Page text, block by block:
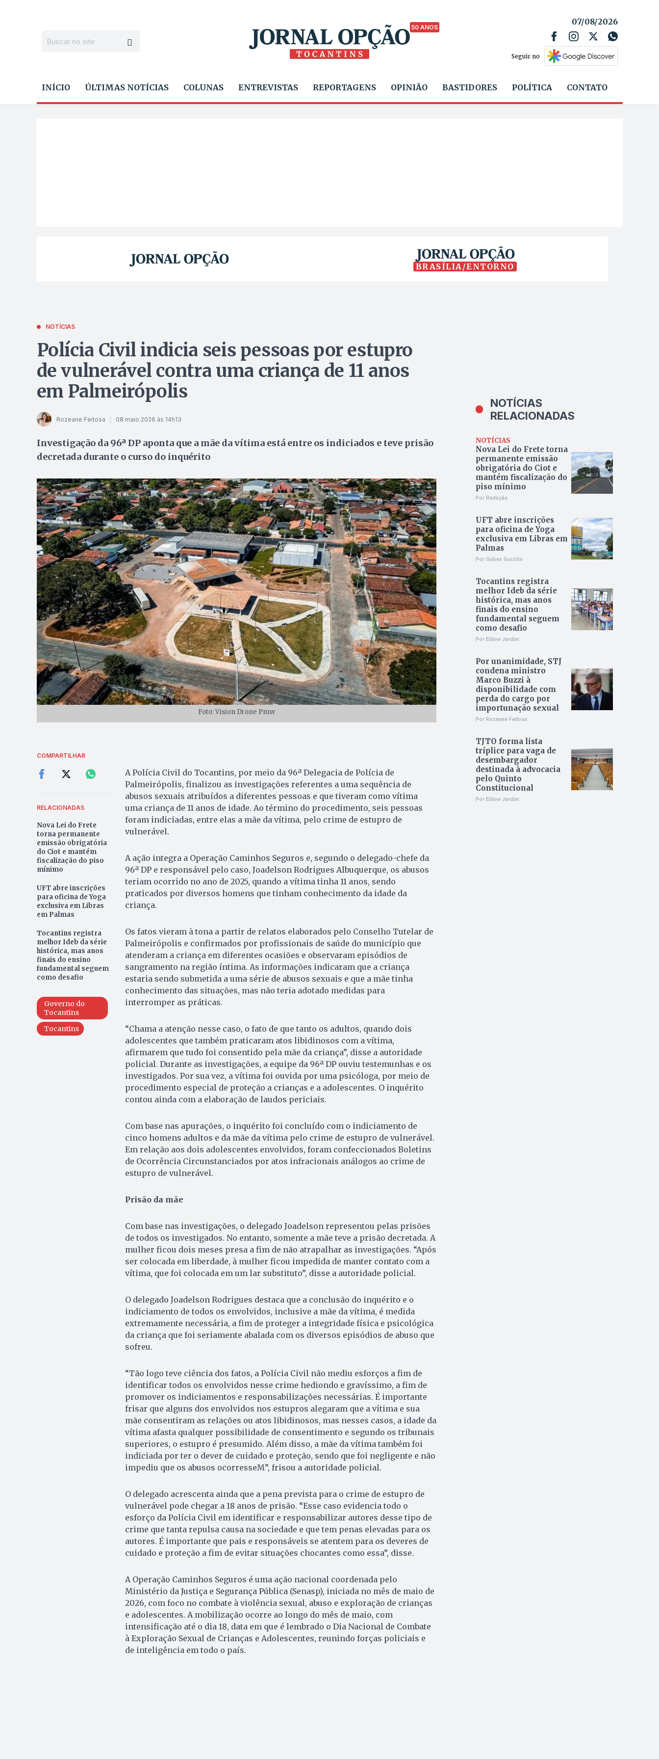
50 ANOS
07/08/2026
Seguir no
INÍCIO ÚLTIMAS NOTÍCIAS COLUNAS ENTREVISTAS REPORTAGENS OPINIÃO BASTIDORES POLÍTICA CONTATO
BRASÍLIA/ENTORNO
NOTÍCIAS
Polícia Civil indicia seis pessoas por estupro
de vulnerável contra uma criança de 11 anos
em Palmeirópolis
Rozeane Feitosa 08 maio 2026 às 14h13
Investigação da 96ª DP aponta que a mãe da vítima está entre os indiciados e teve prisão
decretada durante o curso do inquérito
Foto: Vision Drone Pmw
COMPARTILHAR
RELACIONADAS
Nova Lei do Frete
torna permanente
emissão obrigatória
do Ciot e mantém
fiscalização do piso
mínimo
UFT abre inscrições
para oficina de Yoga
exclusiva em Libras
em Palmas
Tocantins registra
melhor Ideb da série
histórica, mas anos
finais do ensino
fundamental seguem
como desafio
Governo do
Tocantins
Tocantins
A Polícia Civil do Tocantins, por meio da 96ª Delegacia de Polícia de
Palmeirópolis, finalizou as investigações referentes a uma sequência de
abusos sexuais atribuídos a diferentes pessoas e que tiveram como vítima
uma criança de 11 anos de idade. Ao término do procedimento, seis pessoas
foram indiciadas, entre elas a mãe da vítima, pelo crime de estupro de
vulnerável.
A ação integra a Operação Caminhos Seguros e, segundo o delegado-chefe da
96ª DP e responsável pelo caso, Joadelson Rodrigues Albuquerque, os abusos
teriam ocorrido no ano de 2025, quando a vítima tinha 11 anos, sendo
praticados por diversos homens que tinham conhecimento da idade da
criança.
Os fatos vieram à tona a partir de relatos elaborados pelo Conselho Tutelar de
Palmeirópolis e confirmados por profissionais de saúde do município que
atenderam a criança em diferentes ocasiões e observaram episódios de
sangramento na região íntima. As informações indicaram que a criança
estaria sendo submetida a uma série de abusos sexuais e que a mãe tinha
conhecimento das situações, mas não teria adotado medidas para
interromper as práticas.
“Chama a atenção nesse caso, o fato de que tanto os adultos, quando dois
adolescentes que também praticaram atos libidinosos com a vítima,
afirmarem que tudo foi consentido pela mãe da criança”, disse a autoridade
policial. Durante as investigações, a equipe da 96ª DP ouviu testemunhas e os
investigados. Por sua vez, a vítima foi ouvida por uma psicóloga, por meio de
procedimento especial de proteção a crianças e a adolescentes. O inquérito
contou ainda com a elaboração de laudos periciais.
Com base nas apurações, o inquérito foi concluído com o indiciamento de
cinco homens adultos e da mãe da vítima pelo crime de estupro de vulnerável.
Em relação aos dois adolescentes envolvidos, foram confeccionados Boletins
de Ocorrência Circunstanciados por atos infracionais análogos ao crime de
estupro de vulnerável.
Prisão da mãe
Com base nas investigações, o delegado Joadelson representou pelas prisões
de todos os investigados. No entanto, somente a mãe teve a prisão decretada. A
mulher ficou dois meses presa a fim de não atrapalhar as investigações. “Após
ser colocada em liberdade, à mulher ficou impedida de manter contato com a
vítima, que foi colocada em um lar substituto”, disse a autoridade policial.
O delegado Joadelson Rodrigues destaca que a conclusão do inquérito e o
indiciamento de todos os envolvidos, inclusive a mãe da vítima, é medida
extremamente necessária, a fim de proteger a integridade física e psicológica
da criança que foi seriamente abalada com os diversos episódios de abuso que
sofreu.
“Tão logo teve ciência dos fatos, a Polícia Civil não mediu esforços a fim de
identificar todos os envolvidos nesse crime hediondo e gravíssimo, a fim de
promover os indiciamentos e responsabilizações necessárias. É importante
frisar que alguns dos envolvidos nos estupros alegaram que a vítima e sua
mãe consentiram as relações ou atos libidinosos, mas nesses casos, a idade da
vítima afasta qualquer possibilidade de consentimento e segundo os tribunais
superiores, o estupro é presumido. Além disso, a mãe da vítima também foi
indiciada por ter o dever de cuidado e proteção, sendo que foi negligente e não
impediu que os abusos ocorresseM”, frisou a autoridade policial.
O delegado acrescenta ainda que a pena prevista para o crime de estupro de
vulnerável pode chegar a 18 anos de prisão. “Esse caso evidencia todo o
esforço da Polícia Civil em identificar e responsabilizar autores desse tipo de
crime que tanta repulsa causa na sociedade e que tem penas elevadas para os
autores. É importante que pais e responsáveis se atentem para os deveres de
cuidado e proteção a fim de evitar situações chocantes como essa”, disse.
A Operação Caminhos Seguros é uma ação nacional coordenada pelo
Ministério da Justiça e Segurança Pública (Senasp), iniciada no mês de maio de
2026, com foco no combate à violência sexual, abuso e exploração de crianças
e adolescentes. A mobilização ocorre ao longo do mês de maio, com
intensificação até o dia 18, data em que é lembrado o Dia Nacional de Combate
à Exploração Sexual de Crianças e Adolescentes, reunindo forças policiais e
de inteligência em todo o país.
NOTÍCIAS
RELACIONADAS
NOTÍCIAS
Nova Lei do Frete torna
permanente emissão
obrigatória do Ciot e
mantém fiscalização do
piso mínimo
Por Redação
UFT abre inscrições
para oficina de Yoga
exclusiva em Libras em
Palmas
Por Gabes Guizilin
Tocantins registra
melhor Ideb da série
histórica, mas anos
finais do ensino
fundamental seguem
como desafio
Por Elâine Jardim
Por unanimidade, STJ
condena ministro
Marco Buzzi à
disponibilidade com
perda do cargo por
importunação sexual
Por Rozeane Feitosa
TJTO forma lista
tríplice para vaga de
desembargador
destinada à advocacia
pelo Quinto
Constitucional
Por Elâine Jardim